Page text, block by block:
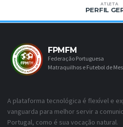
ATLETA
PERFIL
FPMFM
Federação Portuguesa
Matraquilhos e Futebol de
A plataforma tecnológica é flexível e
vanguarda para melhor servir a
Portugal, como é sua vocação natural.